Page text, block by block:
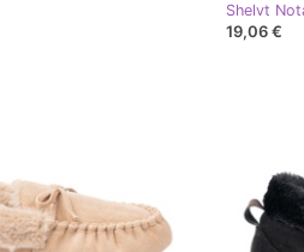
19,06 €